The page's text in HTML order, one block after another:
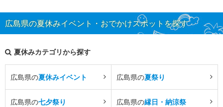
広島県の夏休みイベント・おでかけスポットを探す
夏休みカテゴリから探す
広島県の夏休みイベント 広島県の夏祭り
広島県の七夕祭り 広島県の縁日・納涼祭